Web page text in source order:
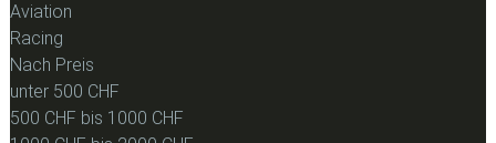
Aviation
Racing
Nach Preis
unter 500 CHF
500 CHF bis 1000 CHF